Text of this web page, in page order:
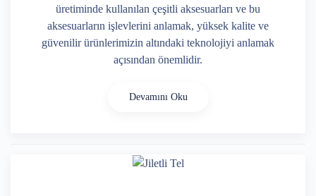
üretiminde kullanılan çeşitli aksesuarları ve bu
aksesuarların işlevlerini anlamak, yüksek kalite ve
güvenilir ürünlerimizin altındaki teknolojiyi anlamak
açısından önemlidir.
Devamını Oku